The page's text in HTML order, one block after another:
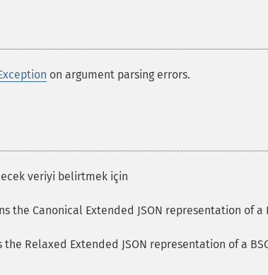
on argument parsing errors.
veriyi belirtmek için
the Canonical Extended JSON representation of a
the Relaxed Extended JSON representation of a